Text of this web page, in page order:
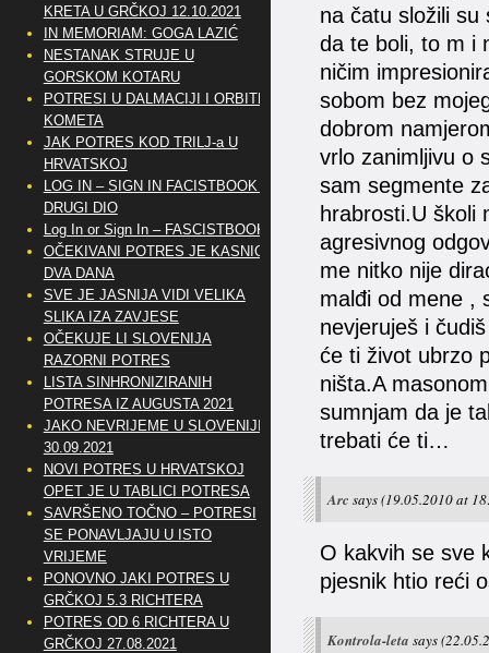
na čatu složili su
da te boli, to m i
ničim
sobom bez
dobrom
vrlo zanimljivu o
sam segmente
hrabrosti.U školi
agresivnog
me nitko nije
malđi od mene ,
nevjeruješ i
će ti život ubrzo
ništa.A
sumnjam da je
trebati će ti…
Arc says(19.05.2010 at
O kakvih se sve
pjesnik htio reći
Kontrola-leta says
KRETA U GRČKOJ 12.10.2021
IN MEMORIAM: GOGA LAZIĆ
NESTANAK STRUJE U
GORSKOM KOTARU
POTRESI U DALMACIJI I ORBITE
KOMETA
JAK POTRES KOD TRILJ-a U
HRVATSKOJ
LOG IN – SIGN IN FACISTBOOK –
DRUGI DIO
Log In or Sign In – FASCISTBOOK
OČEKIVANI POTRES JE KASNIO
DVA DANA
SVE JE JASNIJA VIDI VELIKA
SLIKA IZA ZAVJESE
OČEKUJE LI SLOVENIJA
RAZORNI POTRES
LISTA SINHRONIZIRANIH
POTRESA IZ AUGUSTA 2021
JAKO NEVRIJEME U SLOVENIJI
30.09.2021
NOVI POTRES U HRVATSKOJ
OPET JE U TABLICI POTRESA
SAVRŠENO TOČNO – POTRESI
SE PONAVLJAJU U ISTO
VRIJEME
PONOVNO JAKI POTRES U
GRČKOJ 5.3 RICHTERA
POTRES OD 6 RICHTERA U
GRČKOJ 27.08.2021